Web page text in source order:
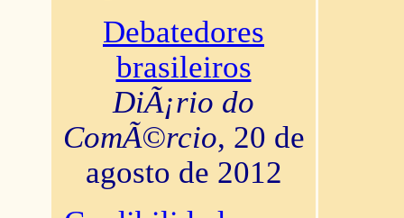
Debatedores
brasileiros
DiÃ¡rio do
ComÃ©rcio, 20 de
agosto de 2012